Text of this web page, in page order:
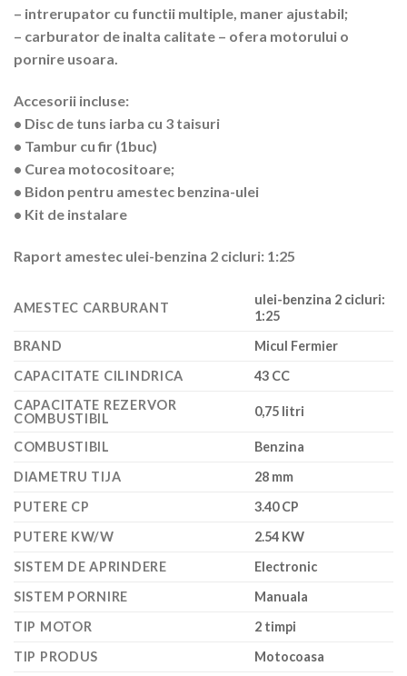
– intrerupator cu functii multiple, maner ajustabil;
– carburator de inalta calitate – ofera motorului o
pornire usoara.
Accesorii incluse:
• Disc de tuns iarba cu 3 taisuri
• Tambur cu fir (1buc)
• Curea motocositoare;
• Bidon pentru amestec benzina-ulei
• Kit de instalare
Raport amestec ulei-benzina 2 cicluri: 1:25
AMESTEC CARBURANT
ulei-benzina 2 cicluri:
1:25
BRAND
Micul Fermier
CAPACITATE CILINDRICA
43 CC
CAPACITATE REZERVOR
COMBUSTIBIL
0,75 litri
COMBUSTIBIL
Benzina
DIAMETRU TIJA
28 mm
PUTERE CP
3.40 CP
PUTERE KW/W
2.54 KW
SISTEM DE APRINDERE
Electronic
SISTEM PORNIRE
Manuala
TIP MOTOR
2 timpi
TIP PRODUS
Motocoasa